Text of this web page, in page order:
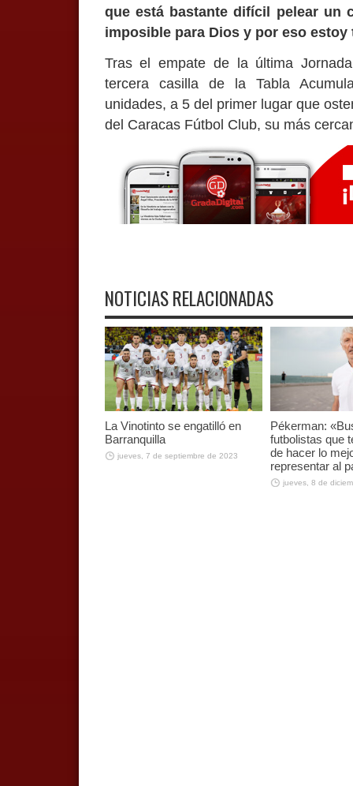
que está bastante difícil pelear un
imposible para Dios y por eso estoy
Tras el empate de la última
tercera casilla de la Tabla
unidades, a 5 del primer lugar que
del Caracas Fútbol Club, su más
NOTICIAS RELACIONADAS
La Vinotinto se engatilló en
Barranquilla
jueves, 7 de septiembre de 2023
Pékerman:
futbolistas que
de hacer lo
representar al
jueves, 8 de